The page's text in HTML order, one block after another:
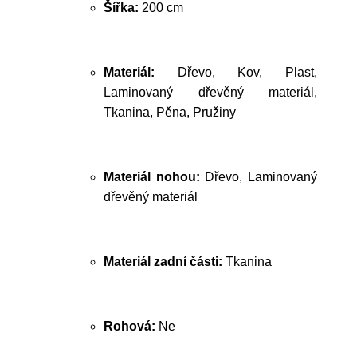
Šířka: 200 cm
Materiál: Dřevo, Kov, Plast,
Laminovaný dřevěný materiál,
Tkanina, Pěna, Pružiny
Materiál nohou: Dřevo, Laminovaný
dřevěný materiál
Materiál zadní části: Tkanina
Rohová: Ne